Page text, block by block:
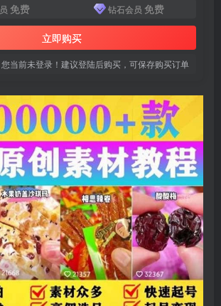
免费 钻石会员 免费
立即购买
您当前未登录！建议登陆后购买，可保存购买订单